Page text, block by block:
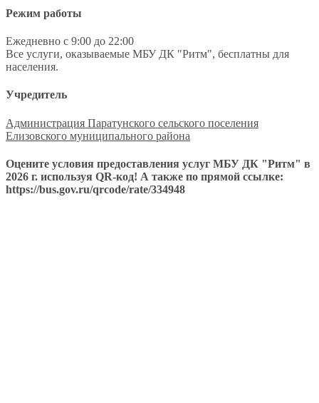
Режим работы
Ежедневно с 9:00 до 22:00
Все услуги, оказываемые МБУ ДК "Ритм", бесплатны для
населения.
Учредитель
Администрация Паратунского сельского поселения
Елизовского муниципального района
Оцените условия предоставления услуг МБУ ДК "Ритм" в
2026 г. используя QR-код! А также по прямой ссылке:
https://bus.gov.ru/qrcode/rate/334948